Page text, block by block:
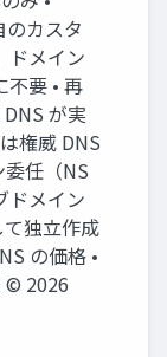
カスタ
ドメイン
不要 • 再
が実
権威 DNS
委任（NS
ドメイン
独立作成
の価格 •
© 2026